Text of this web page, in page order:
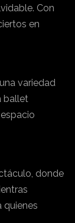
Con
en
variedad
ballet
donde
quienes